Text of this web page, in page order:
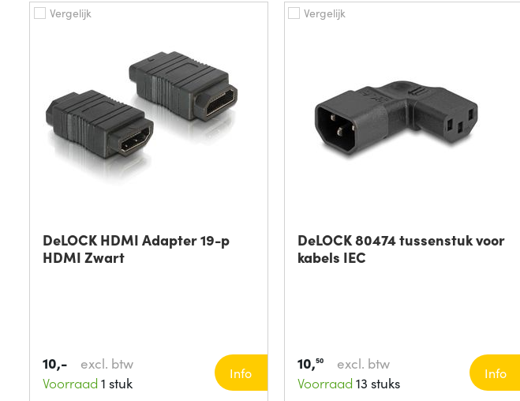
Vergelijk
DeLOCK HDMI Adapter 19-p
HDMI Zwart
10,-
excl. btw
Voorraad 1 stuk
Info
Vergelijk
DeLOCK 80474 tussenstuk voor
kabels IEC
10,50
excl. btw
Voorraad 13 stuks
Info